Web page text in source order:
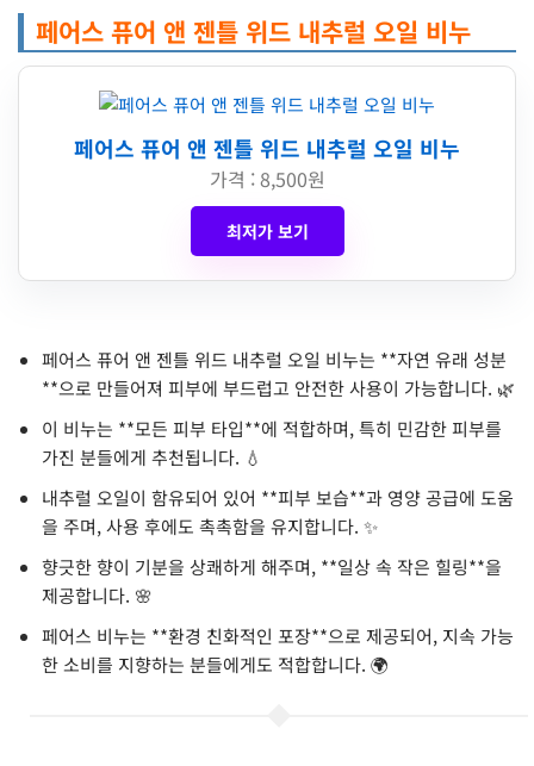
페어스 퓨어 앤 젠틀 위드 내추럴 오일 비누
페어스 퓨어 앤 젠틀 위드 내추럴 오일 비누
가격 : 8,500원
최저가 보기
페어스 퓨어 앤 젠틀 위드 내추럴 오일 비누는 **자연 유래 성분
**으로 만들어져 피부에 부드럽고 안전한 사용이 가능합니다. 🌿
이 비누는 **모든 피부 타입**에 적합하며, 특히 민감한 피부를
가진 분들에게 추천됩니다. 💧
내추럴 오일이 함유되어 있어 **피부 보습**과 영양 공급에 도움
을 주며, 사용 후에도 촉촉함을 유지합니다. ✨
향긋한 향이 기분을 상쾌하게 해주며, **일상 속 작은 힐링**을
제공합니다. 🌸
페어스 비누는 **환경 친화적인 포장**으로 제공되어, 지속 가능
한 소비를 지향하는 분들에게도 적합합니다. 🌍